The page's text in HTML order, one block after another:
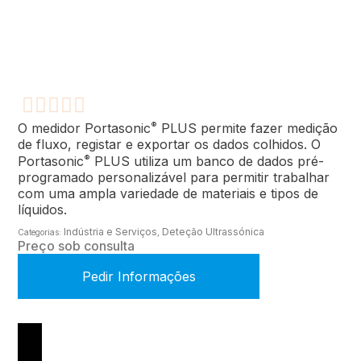
O medidor Portasonic® PLUS permite fazer medição
de fluxo, registar e exportar os dados colhidos. O
Portasonic® PLUS utiliza um banco de dados pré-
programado personalizável para permitir trabalhar
com uma ampla variedade de materiais e tipos de
líquidos.
Categorias: Indústria e Serviços Deteção Ultrassónica
Preço sob consulta
Pedir Informações